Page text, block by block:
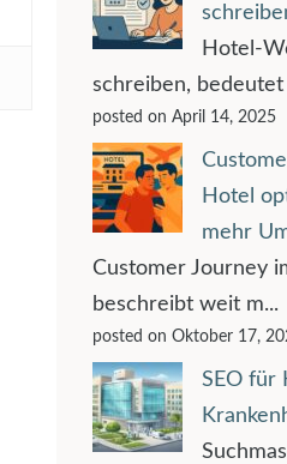
Hotel-
schreiben, bedeutet
posted on April 14, 2025
Hotel
mehr
Customer Journey
beschreibt weit m...
posted on Oktober 17,
SEO für